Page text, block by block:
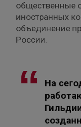
общественные
иностранных
объединение
России.
На